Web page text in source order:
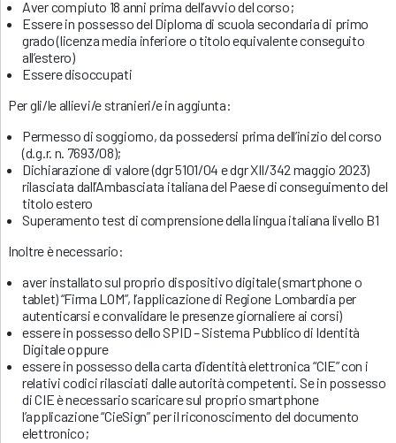
Aver compiuto 18 anni prima dell’avvio del corso;
Essere in possesso del Diploma di scuola secondaria di primo
grado (licenza media inferiore o titolo equivalente conseguito
all’estero)
Essere disoccupati
Per gli/le allievi/e stranieri/e in aggiunta:
Permesso di soggiorno, da possedersi prima dell’inizio del corso
(d.g.r. n. 7693/08);
Dichiarazione di valore (dgr 5101/04 e dgr XII/342 maggio 2023)
rilasciata dall’Ambasciata italiana del Paese di conseguimento del
titolo estero
Superamento test di comprensione della lingua italiana livello B1
Inoltre è necessario:
aver installato sul proprio dispositivo digitale (smartphone o
tablet) “Firma LOM”, l’applicazione di Regione Lombardia per
autenticarsi e convalidare le presenze giornaliere ai corsi)
essere in possesso dello SPID – Sistema Pubblico di Identità
Digitale oppure
essere in possesso della carta d’identità elettronica “CIE” con i
relativi codici rilasciati dalle autorità competenti. Se in possesso
di CIE è necessario scaricare sul proprio smartphone
l’applicazione “CieSign” per il riconoscimento del documento
elettronico;